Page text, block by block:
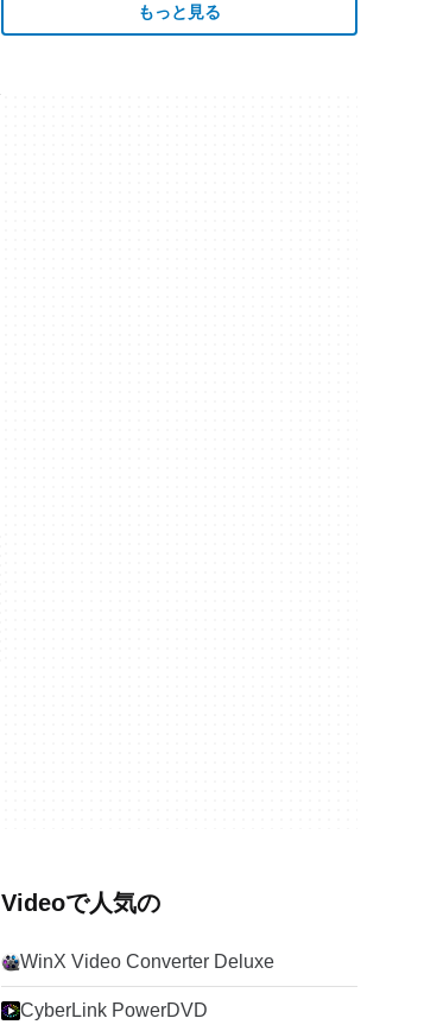
もっと見る
Videoで人気の
WinX Video Converter Deluxe
CyberLink PowerDVD